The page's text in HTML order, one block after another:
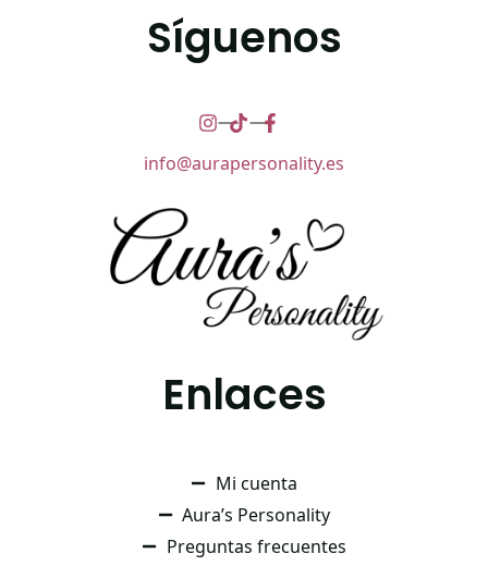
Síguenos
info@aurapersonality.es
Enlaces
Mi cuenta
Aura’s Personality
Preguntas frecuentes